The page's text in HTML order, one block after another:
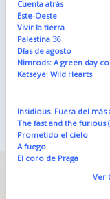
Cuenta atrás
Este-Oeste
Vivir la tierra
Palestina 36
Días de agosto
Nimrods: A green day
Katseye: Wild Hearts
Insidious. Fuera del más
The fast and the furious
Prometido el cielo
A fuego
El coro de Praga
Ver